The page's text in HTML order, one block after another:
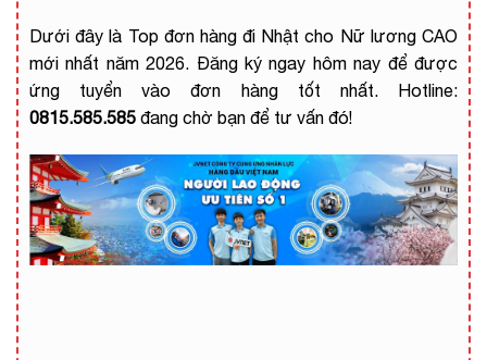
Dưới đây là Top đơn hàng đi Nhật cho Nữ lương CAO
mới nhất năm 2026. Đăng ký ngay hôm nay để được
ứng tuyển vào đơn hàng tốt nhất. Hotline:
0815.585.585 đang chờ bạn để tư vấn đó!